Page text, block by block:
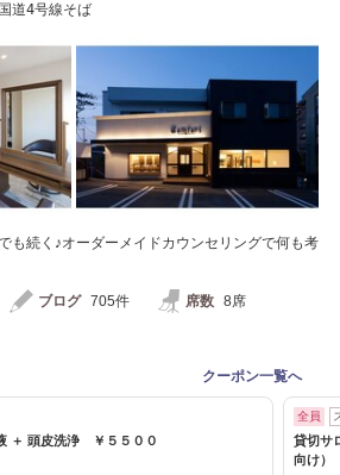
道4号線そば
も続く♪オーダーメイドカウンセリングで何も考
ブログ 705件 席数 8席
クーポン一覧へ
＋ 頭皮洗浄 ￥５５００
全員
貸切サ
向け）